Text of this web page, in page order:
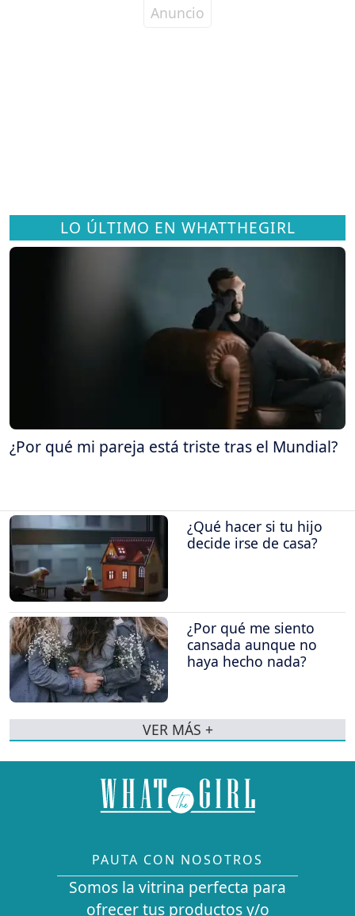
LO ÚLTIMO EN WHATTHEGIRL
¿Por qué mi pareja está triste tras el Mundial?
¿Qué hacer si tu hijo
decide irse de casa?
¿Por qué me siento
cansada aunque no
haya hecho nada?
VER MÁS +
PAUTA CON NOSOTROS
Somos la vitrina perfecta para
ofrecer tus productos y/o